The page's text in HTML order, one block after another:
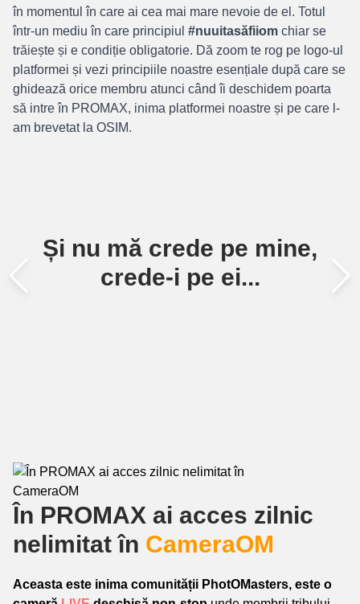
în momentul în care ai cea mai mare nevoie de el. Totul
într-un mediu în care principiul #nuuitasăfiiom chiar se
trăiește și e condiție obligatorie. Dă zoom te rog pe logo-ul
platformei și vezi principiile noastre esențiale după care se
ghidează orice membru atunci când îi deschidem poarta
să intre în PROMAX, inima platformei noastre și pe care l-
am brevetat la OSIM.
Și nu mă crede pe mine,
crede-i pe ei...
În PROMAX ai acces zilnic
nelimitat în CameraOM
Aceasta este inima comunității PhotOMasters, este o